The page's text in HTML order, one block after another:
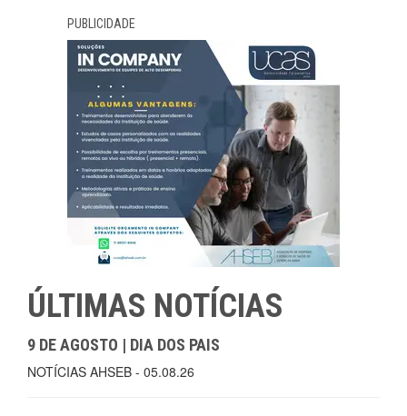
PUBLICIDADE
ÚLTIMAS NOTÍCIAS
9 DE AGOSTO | DIA DOS PAIS
NOTÍCIAS AHSEB - 05.08.26